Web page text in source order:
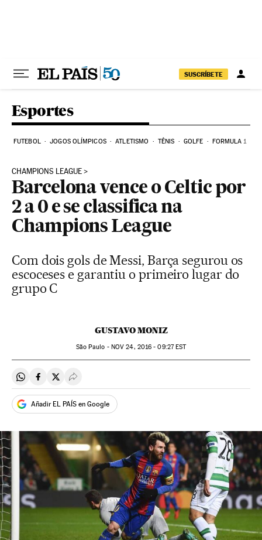
SUSCRÍBETE
Esportes
FUTEBOL JOGOS OLÍMPICOS ATLETISMO TÊNIS GOLFE FORMULA 1
CHAMPIONS LEAGUE
Barcelona vence o Celtic por
2 a 0 e se classifica na
Champions League
Com dois gols de Messi, Barça segurou os
escoceses e garantiu o primeiro lugar do
grupo C
GUSTAVO MONIZ
São Paulo - NOV 24, 2016 - 09:27EST
Compartir en Whatsapp
Compartir en Facebook
Compartir en Twitter
Desplegar Redes Sociales
Añadir EL PAÍS en Google